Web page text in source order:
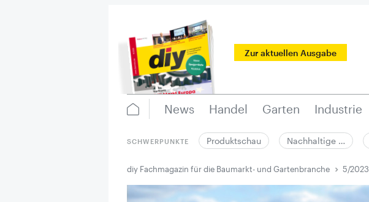
Zur aktuellen Ausgabe
News Handel Garten Industrie
SCHWERPUNKTE Produktschau Nachhaltige …
diy Fachmagazin für die Baumarkt- und Gartenbranche 5/2023